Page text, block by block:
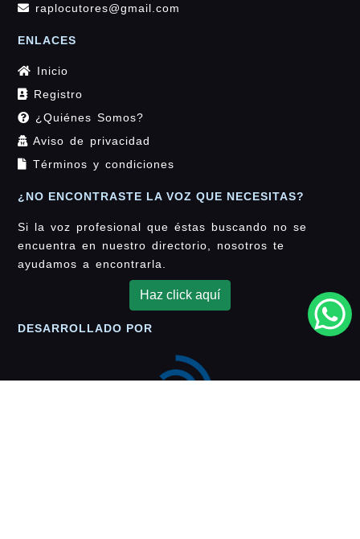
raplocutores@gmail.com
ENLACES
Inicio
Registro
¿Quiénes Somos?
Aviso de privacidad
Términos y condiciones
¿NO ENCONTRASTE LA VOZ QUE NECESITAS?
Si la voz profesional que éstas buscando no se
encuentra en nuestro directorio, nosotros te
ayudamos a encontrarla.
Haz click aquí
DESARROLLADO POR